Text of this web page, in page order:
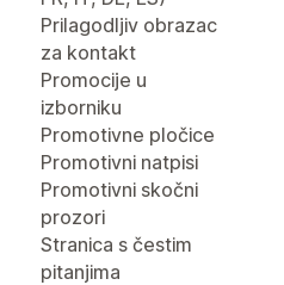
Prilagodljiv obrazac
za kontakt
Promocije u
izborniku
Promotivne pločice
Promotivni natpisi
Promotivni skočni
prozori
Stranica s čestim
pitanjima